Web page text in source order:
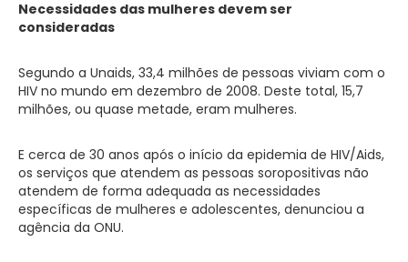
Necessidades das mulheres devem ser
consideradas
Segundo a Unaids, 33,4 milhões de pessoas viviam com o
HIV no mundo em dezembro de 2008. Deste total, 15,7
milhões, ou quase metade, eram mulheres.
E cerca de 30 anos após o início da epidemia de HIV/Aids,
os serviços que atendem as pessoas soropositivas não
atendem de forma adequada as necessidades
específicas de mulheres e adolescentes, denunciou a
agência da ONU.